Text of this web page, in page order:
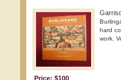
hard
work.
Price: $100